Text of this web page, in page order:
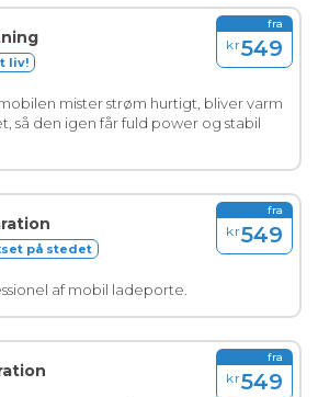
liv!
fra
kr549
mister strøm hurtigt, bliver varm
så den igen får fuld power og stabil
på stedet
fra
kr549
af mobil ladeporte.
fra
kr549